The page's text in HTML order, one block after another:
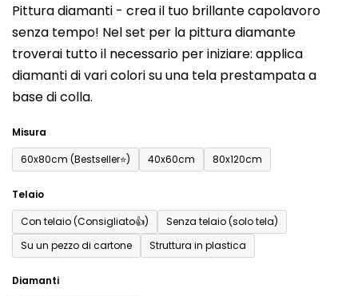
Pittura diamanti - crea il tuo brillante capolavoro
senza tempo! Nel set per la pittura diamante
troverai tutto il necessario per iniziare: applica
diamanti di vari colori su una tela prestampata a
base di colla.
Misura
60x80cm (Bestseller⭐)
40x60cm 80x120cm
Telaio
Con telaio (Consigliato👍)
Senza telaio (solo tela)
Su un pezzo di cartone
Struttura in plastica
Diamanti
prodotto
è
0,0
su
5